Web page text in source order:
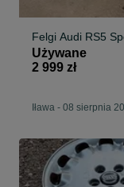
Felgi Audi RS5
Używane
2 999 zł
Iława - 08 sierpnia